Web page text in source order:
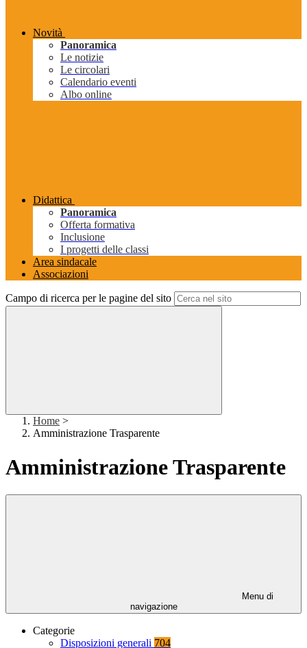
Novità
Panoramica
Le notizie
Le circolari
Calendario eventi
Albo online
Didattica
Panoramica
Offerta formativa
Inclusione
I progetti delle classi
Area sindacale
Associazioni
Campo di ricerca per le pagine del sito
Home >
Amministrazione Trasparente
Amministrazione Trasparente
Menu di
navigazione
Categorie
Disposizioni generali 704